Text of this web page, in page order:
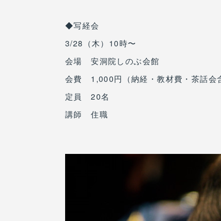
◆写経会
3/28（木）10時〜
会場 安洞院しのぶ会館
会費 1,000円（納経・教材費・茶話会
定員 20名
講師 住職